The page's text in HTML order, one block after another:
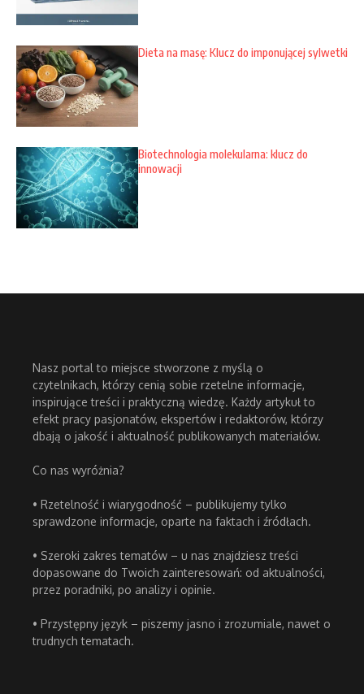
Dieta na masę: Klucz do imponującej sylwetki
Biotechnologia molekularna: klucz do
innowacji
Nasz portal to miejsce stworzone z myślą o
czytelnikach, którzy cenią sobie rzetelne informacje,
inspirujące treści i praktyczną wiedzę. Każdy artykuł to
efekt pracy pasjonatów, ekspertów i redaktorów, którzy
dbają o jakość i aktualność publikowanych materiałów.
Co nas wyróżnia?
• Rzetelność i wiarygodność – publikujemy tylko
sprawdzone informacje, oparte na faktach i źródłach.
• Szeroki zakres tematów – u nas znajdziesz treści
dopasowane do Twoich zainteresowań: od aktualności,
przez poradniki, po analizy i opinie.
• Przystępny język – piszemy jasno i zrozumiale, nawet o
trudnych tematach.